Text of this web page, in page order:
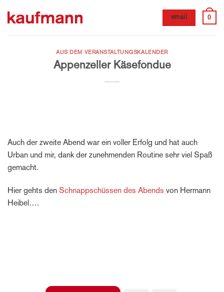
Inhalt
email 0
AUS DEM VERANSTALTUNGSKALENDER
Appenzeller Käsefondue
Auch der zweite Abend war ein voller Erfolg und hat auch
Urban und mir, dank der zunehmenden Routine sehr viel Spaß
gemacht.
Hier gehts den Schnappschüssen des Abends von Hermann
Heibel….